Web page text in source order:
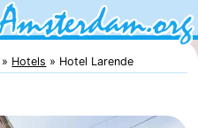
Hotels Hotel Larende